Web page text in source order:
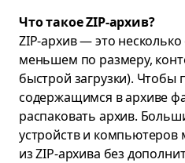
Что такое ZIP-архив?
ZIP-архив — это
меньшем по размеру,
быстрой загрузки). Чтобы
содержащимся в архиве
распаковать архив.
устройств и компьютеров
из ZIP-архива без